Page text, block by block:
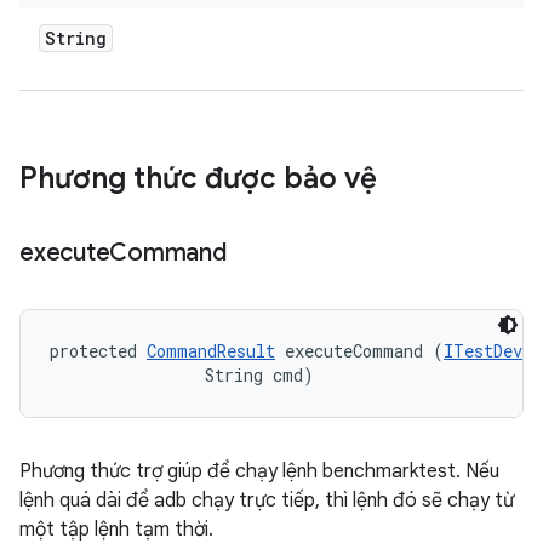
String
Phương thức được bảo vệ
executeCommand
protected CommandResult executeCommand (
                String cmd)
Phương thức trợ giúp để chạy lệnh benchmarktest. Nếu
lệnh quá dài để adb chạy trực tiếp, thì lệnh đó sẽ chạy từ
một tập lệnh tạm thời.